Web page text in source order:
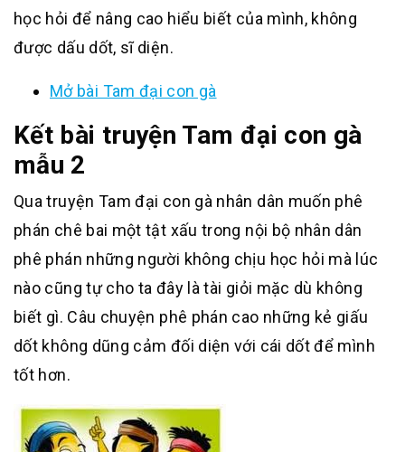
học hỏi để nâng cao hiểu biết của mình, không
được dấu dốt, sĩ diện.
Mở bài Tam đại con gà
Kết bài truyện Tam đại con gà
mẫu 2
Qua truyện Tam đại con gà nhân dân muốn phê
phán chê bai một tật xấu trong nội bộ nhân dân
phê phán những người không chịu học hỏi mà lúc
nào cũng tự cho ta đây là tài giỏi mặc dù không
biết gì. Câu chuyện phê phán cao những kẻ giấu
dốt không dũng cảm đối diện với cái dốt để mình
tốt hơn.